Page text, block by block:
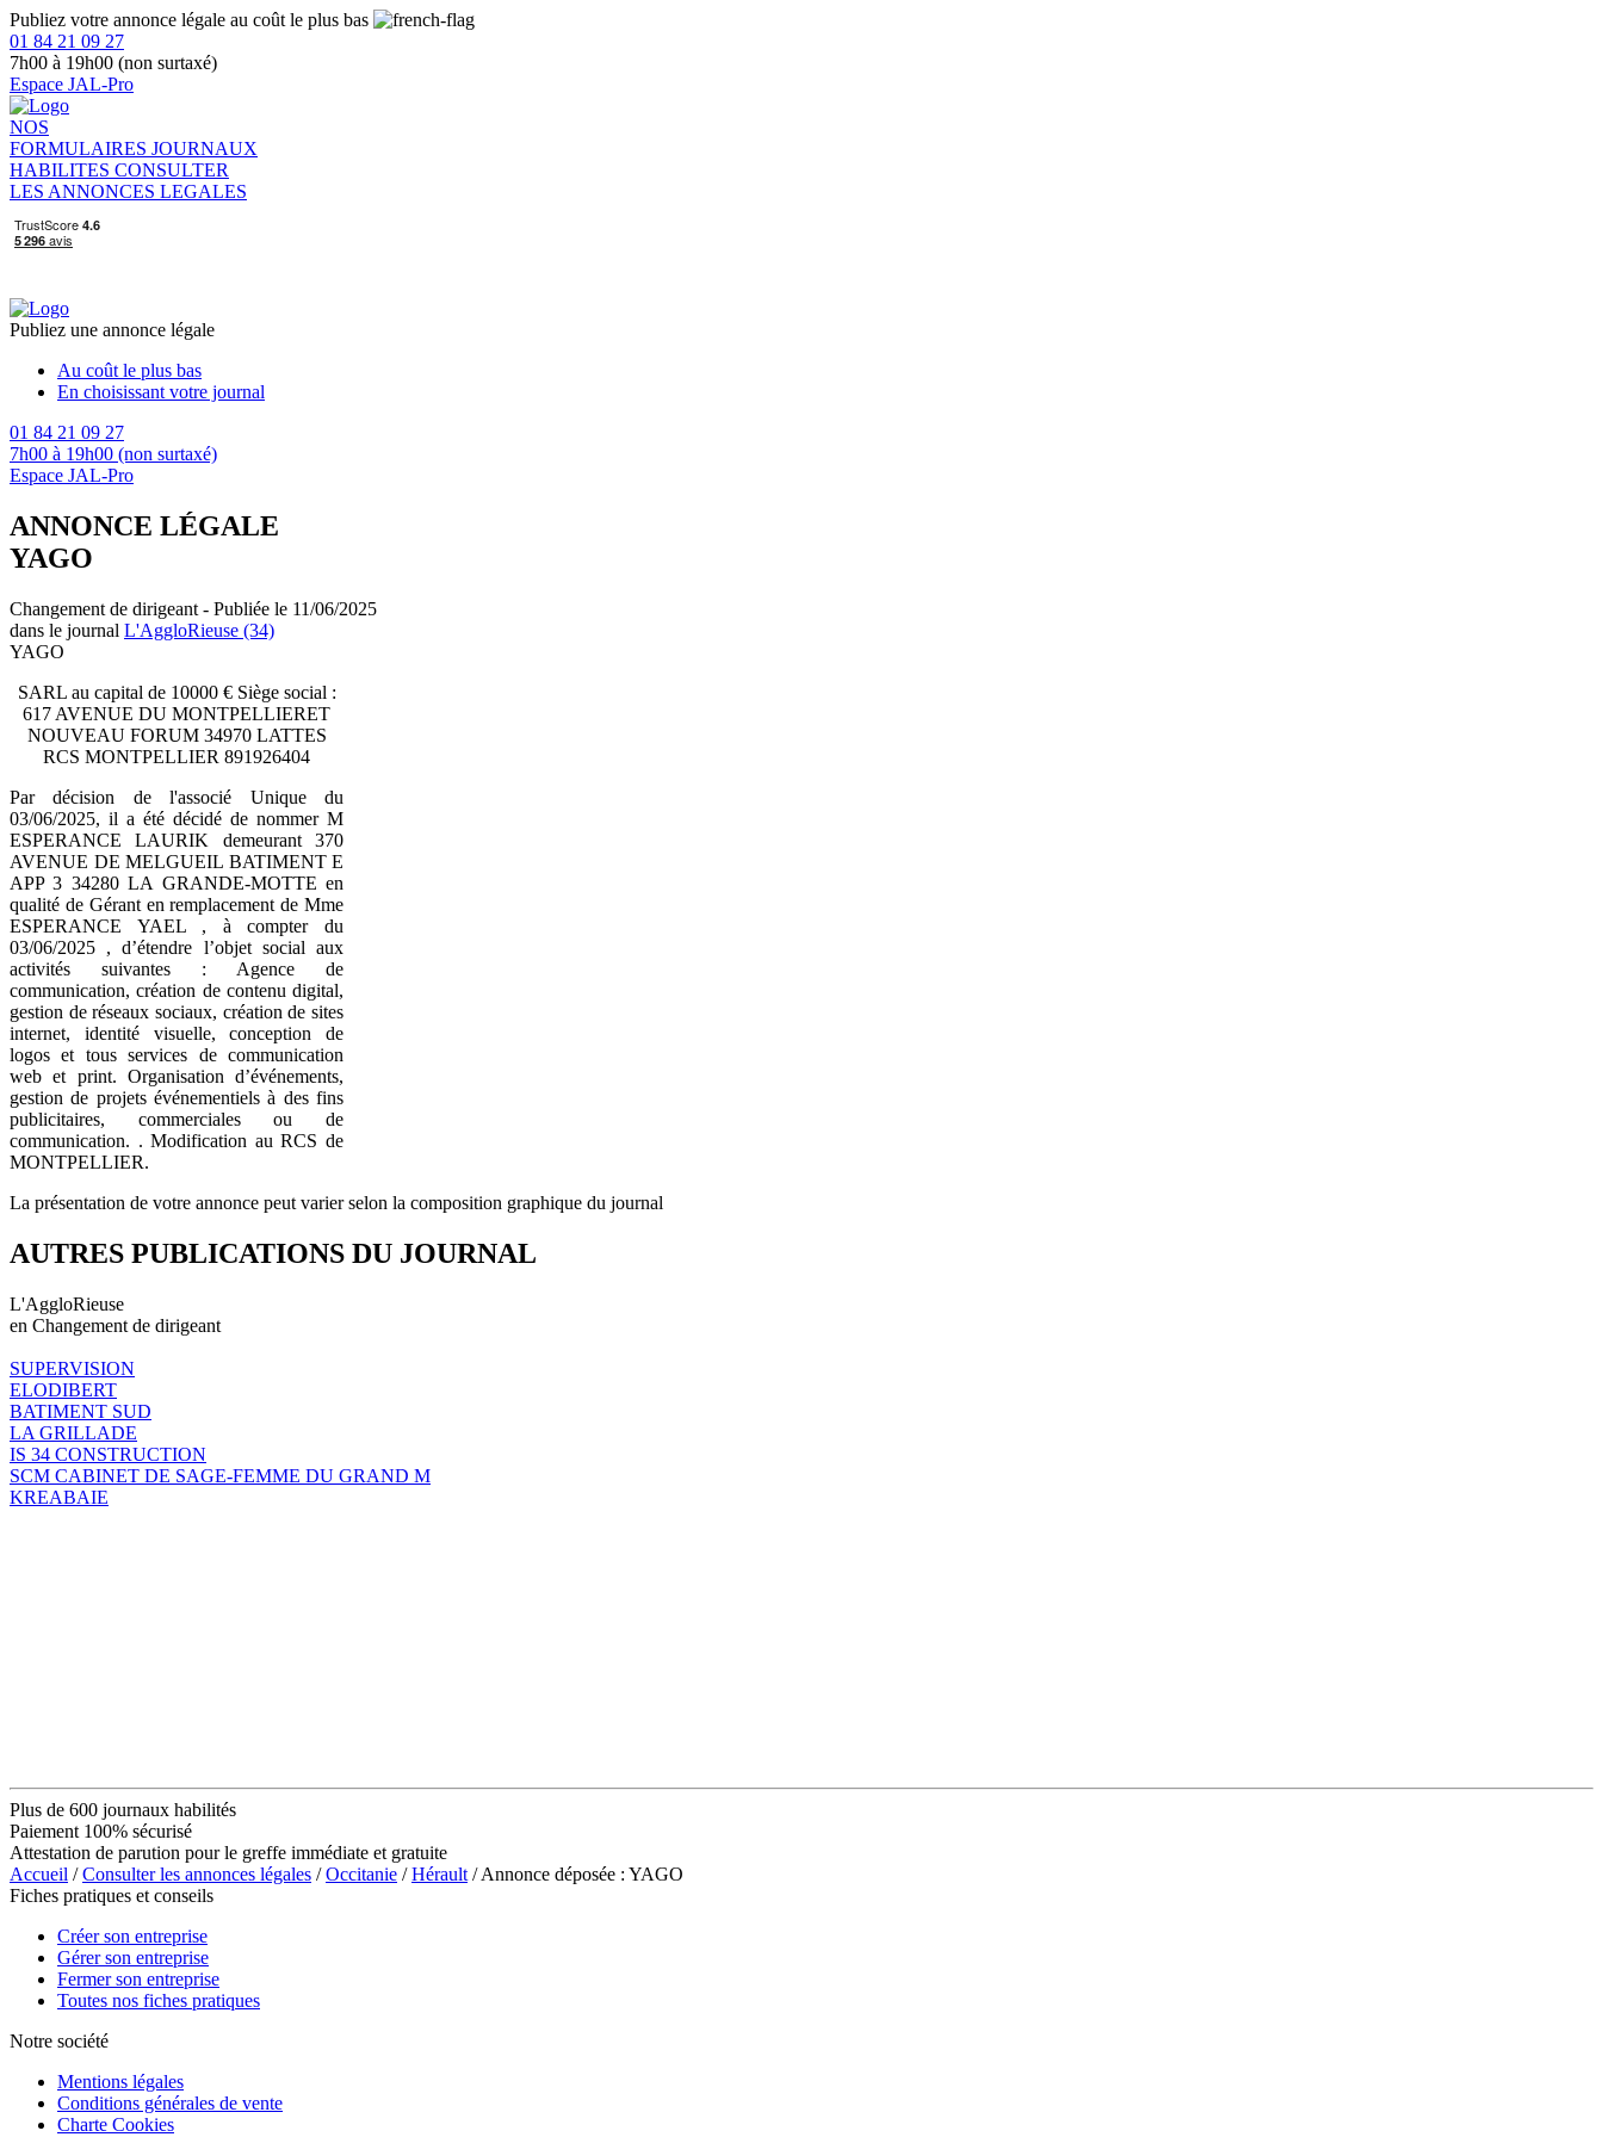
Publiez votre annonce légale au coût le plus bas
01 84 21 09 27
7h00 à 19h00 (non surtaxé)
Espace JAL-Pro
NOS
FORMULAIRES JOURNAUX
HABILITES CONSULTER
LES ANNONCES LEGALES
Publiez une annonce légale
Au coût le plus bas
En choisissant votre journal
01 84 21 09 27
7h00 à 19h00 (non surtaxé)
Espace JAL-Pro
ANNONCE LÉGALE
YAGO
Changement de dirigeant - Publiée le 11/06/2025
dans le journal L'AggloRieuse (34)
YAGO
SARL au capital de 10000 € Siège social :
617 AVENUE DU MONTPELLIERET
NOUVEAU FORUM 34970 LATTES
RCS MONTPELLIER 891926404
Par décision de l'associé Unique du
03/06/2025, il a été décidé de nommer M
ESPERANCE LAURIK demeurant 370
AVENUE DE MELGUEIL BATIMENT E
APP 3 34280 LA GRANDE-MOTTE en
qualité de Gérant en remplacement de Mme
ESPERANCE YAEL , à compter du
03/06/2025 , d’étendre l’objet social aux
activités suivantes : Agence de
communication, création de contenu digital,
gestion de réseaux sociaux, création de sites
internet, identité visuelle, conception de
logos et tous services de communication
web et print. Organisation d’événements,
gestion de projets événementiels à des fins
publicitaires, commerciales ou de
communication. . Modification au RCS de
MONTPELLIER.
La présentation de votre annonce peut varier selon la composition graphique du journal
AUTRES PUBLICATIONS DU JOURNAL
L'AggloRieuse
en Changement de dirigeant
SUPERVISION
ELODIBERT
BATIMENT SUD
LA GRILLADE
IS 34 CONSTRUCTION
SCM CABINET DE SAGE-FEMME DU GRAND M
KREABAIE
Plus de 600 journaux habilités
Paiement 100% sécurisé
Attestation de parution pour le greffe immédiate et gratuite
Accueil /Consulter les annonces légales /Occitanie /Hérault / Annonce déposée : YAGO
Fiches pratiques et conseils
Créer son entreprise
Gérer son entreprise
Fermer son entreprise
Toutes nos fiches pratiques
Notre société
Mentions légales
Conditions générales de vente
Charte Cookies